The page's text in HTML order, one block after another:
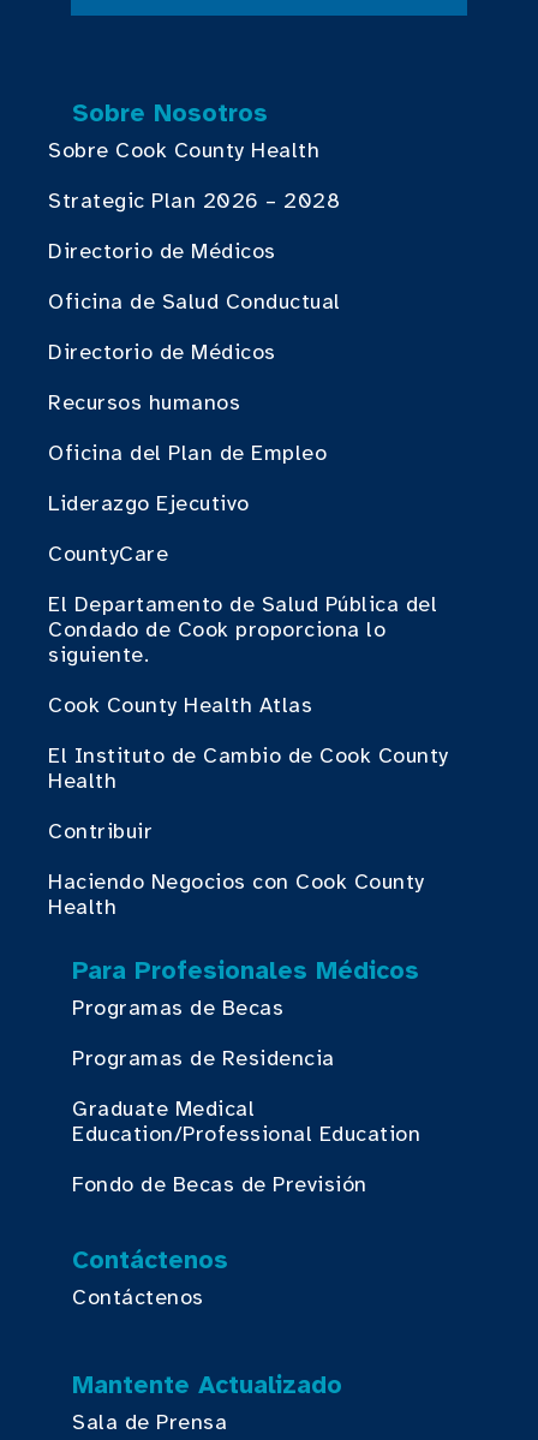
Sobre Nosotros
Sobre Cook County Health
Strategic Plan 2026 – 2028
Directorio de Médicos
Oficina de Salud Conductual
Directorio de Médicos
Recursos humanos
Oficina del Plan de Empleo
Liderazgo Ejecutivo
CountyCare
El Departamento de Salud Pública del
Condado de Cook proporciona lo
siguiente.
Cook County Health Atlas
El Instituto de Cambio de Cook County
Health
Contribuir
Haciendo Negocios con Cook County
Health
Para Profesionales Médicos
Programas de Becas
Programas de Residencia
Graduate Medical
Education/Professional Education
Fondo de Becas de Previsión
Contáctenos
Contáctenos
Mantente Actualizado
Sala de Prensa